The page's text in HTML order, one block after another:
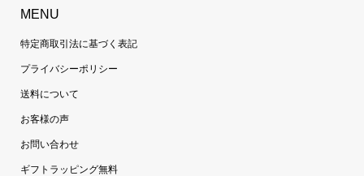
MENU
特定商取引法に基づく表記
プライバシーポリシー
送料について
お客様の声
お問い合わせ
ギフトラッピング無料